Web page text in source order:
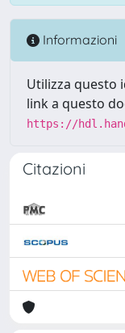
Informazioni
Utilizza questo
link a questo
https://
Citazioni